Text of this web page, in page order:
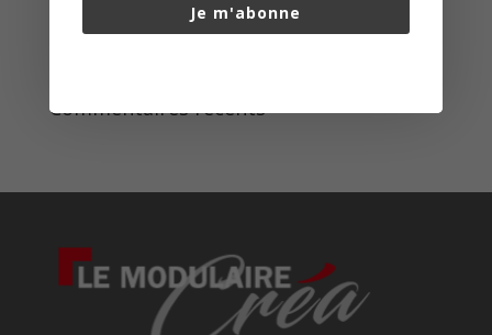
Commentaires récents
Je m'abonne